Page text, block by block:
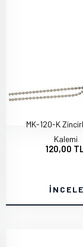
MK-120-K
Kalemi
120,00
İNCELE